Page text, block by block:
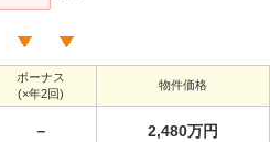
ボーナス
(×年2回)
物件価格
－ 2,480万円